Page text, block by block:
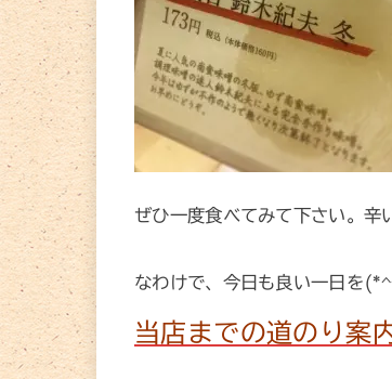
ぜひ一度食べてみて下さい。辛
なわけで、今日も良い一日を
当店までの道のり案